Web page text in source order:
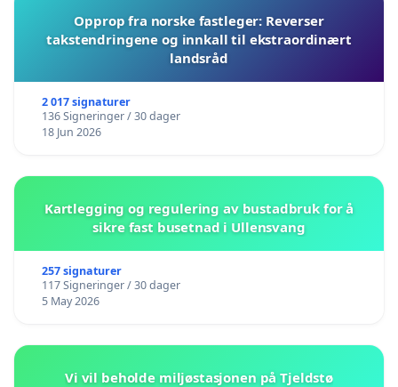
Opprop fra norske fastleger: Reverser
takstendringene og innkall til ekstraordinært
landsråd
2 017 signaturer
136 Signeringer / 30 dager
18 Jun 2026
Kartlegging og regulering av bustadbruk for å
sikre fast busetnad i Ullensvang
257 signaturer
117 Signeringer / 30 dager
5 May 2026
Vi vil beholde miljøstasjonen på Tjeldstø